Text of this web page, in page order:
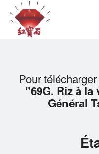
Commander en ligne
Pour
"69G. Riz à
Général